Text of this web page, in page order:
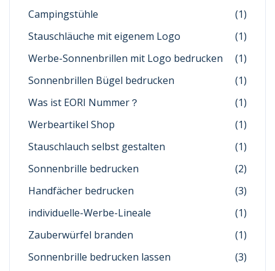
Campingstühle
(1)
Stauschläuche mit eigenem Logo
(1)
Werbe-Sonnenbrillen mit Logo bedrucken
(1)
Sonnenbrillen Bügel bedrucken
(1)
Was ist EORI Nummer？
(1)
Werbeartikel Shop
(1)
Stauschlauch selbst gestalten
(1)
Sonnenbrille bedrucken
(2)
Handfächer bedrucken
(3)
individuelle-Werbe-Lineale
(1)
Zauberwürfel branden
(1)
Sonnenbrille bedrucken lassen
(3)